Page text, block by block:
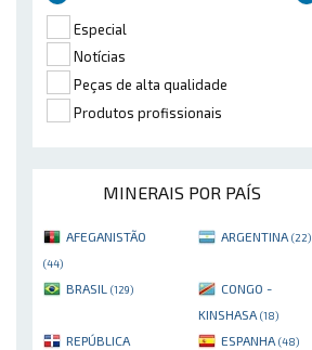
Especial
Notícias
Peças de alta qualidade
Produtos profissionais
MINERAIS POR PAÍS
AFEGANISTÃO
(44)
ARGENTINA (22)
BRASIL (129)
CONGO -
KINSHASA (18)
REPÚBLICA
ESPANHA (48)